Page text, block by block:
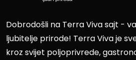
Dobrodošli na Terra Viva sajt -
ljubitelje prirode! Terra Viva je
kroz svijet poljoprivrede,